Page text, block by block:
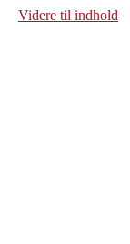
Videre til indhold